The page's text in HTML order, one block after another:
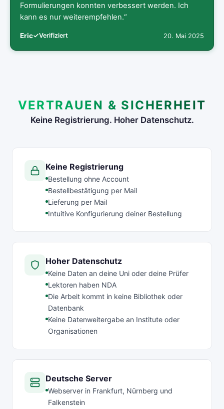
Formulierungen konnten verbessert werden. Ich
kann es nur weiterempfehlen.“
Eric Verifiziert 20. Mai 2025
VERTRAUEN & SICHERHEIT
Keine Registrierung. Hoher Datenschutz.
Keine Registrierung
Bestellung ohne Account
Bestellbestätigung per Mail
Lieferung per Mail
Intuitive Konfigurierung deiner Bestellung
Hoher Datenschutz
Keine Daten an deine Uni oder deine Prüfer
Lektoren haben NDA
Die Arbeit kommt in keine Bibliothek oder
Datenbank
Keine Datenweitergabe an Institute oder
Organisationen
Deutsche Server
Webserver in Frankfurt, Nürnberg und
Falkenstein